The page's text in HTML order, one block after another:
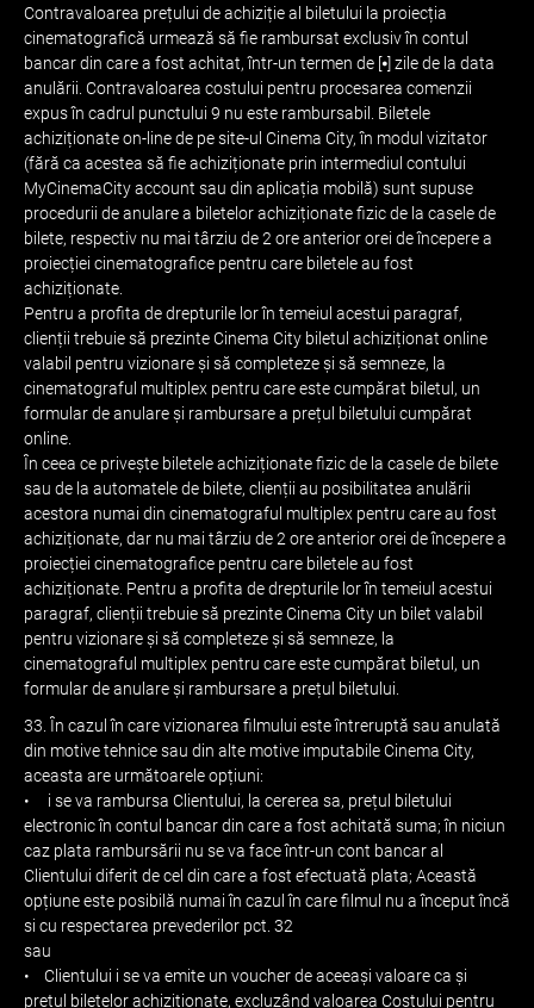
Contravaloarea prețului de achiziție al biletului la proiecția
cinematografică urmează să fie rambursat exclusiv în contul
bancar din care a fost achitat, într-un termen de [⦁] zile de la data
anulării. Contravaloarea costului pentru procesarea comenzii
expus în cadrul punctului 9 nu este rambursabil. Biletele
achiziționate on-line de pe site-ul Cinema City, în modul vizitator
(fără ca acestea să fie achiziționate prin intermediul contului
MyCinemaCity account sau din aplicația mobilă) sunt supuse
procedurii de anulare a biletelor achiziționate fizic de la casele de
bilete, respectiv nu mai târziu de 2 ore anterior orei de începere a
proiecției cinematografice pentru care biletele au fost
achiziționate.
Pentru a profita de drepturile lor în temeiul acestui paragraf,
clienții trebuie să prezinte Cinema City biletul achiziționat online
valabil pentru vizionare și să completeze și să semneze, la
cinematograful multiplex pentru care este cumpărat biletul, un
formular de anulare și rambursare a prețul biletului cumpărat
online.
În ceea ce privește biletele achiziționate fizic de la casele de bilete
sau de la automatele de bilete, clienții au posibilitatea anulării
acestora numai din cinematograful multiplex pentru care au fost
achiziționate, dar nu mai târziu de 2 ore anterior orei de începere a
proiecției cinematografice pentru care biletele au fost
achiziționate. Pentru a profita de drepturile lor în temeiul acestui
paragraf, clienții trebuie să prezinte Cinema City un bilet valabil
pentru vizionare și să completeze și să semneze, la
cinematograful multiplex pentru care este cumpărat biletul, un
formular de anulare și rambursare a prețul biletului.
33. În cazul în care vizionarea filmului este întreruptă sau anulată
din motive tehnice sau din alte motive imputabile Cinema City,
aceasta are următoarele opțiuni:
• i se va rambursa Clientului, la cererea sa, prețul biletului
electronic în contul bancar din care a fost achitată suma; în niciun
caz plata rambursării nu se va face într-un cont bancar al
Clientului diferit de cel din care a fost efectuată plata; Această
opțiune este posibilă numai în cazul în care filmul nu a început încă
si cu respectarea prevederilor pct. 32
sau
• Clientului i se va emite un voucher de aceeași valoare ca și
prețul biletelor achiziționate, excluzând valoarea Costului pentru